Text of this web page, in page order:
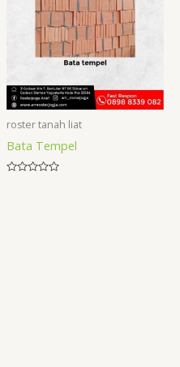
roster tanah liat
Bata Tempel